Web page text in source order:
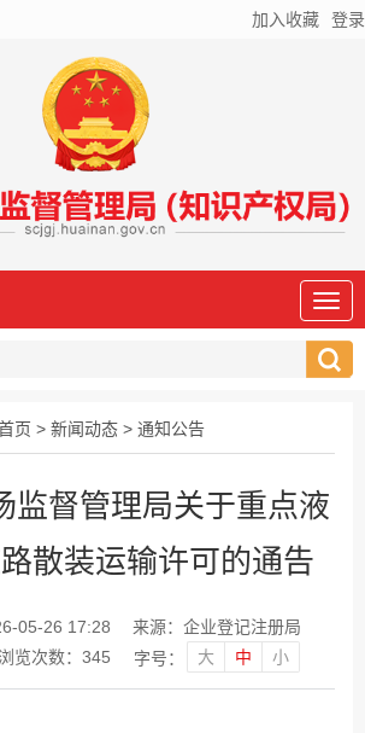
加入收藏 登录
页 > 新闻动态 > 通知公告
监督管理局关于重点液
散装运输许可的通告
05-26 17:28
来源：企业登记注册局
览次数： 345 字号： 大 中 小